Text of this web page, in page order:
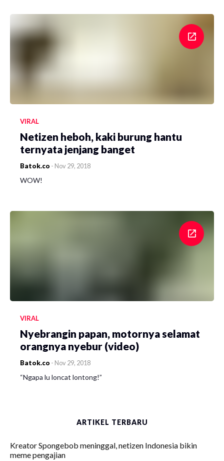
VIRAL
Netizen heboh, kaki burung hantu
ternyata jenjang banget
Batok.co - Nov 29, 2018
WOW!
VIRAL
Nyebrangin papan, motornya selamat
orangnya nyebur (video)
Batok.co - Nov 29, 2018
“Ngapa lu loncat lontong!”
ARTIKEL TERBARU
Kreator Spongebob meninggal, netizen Indonesia bikin
meme pengajian